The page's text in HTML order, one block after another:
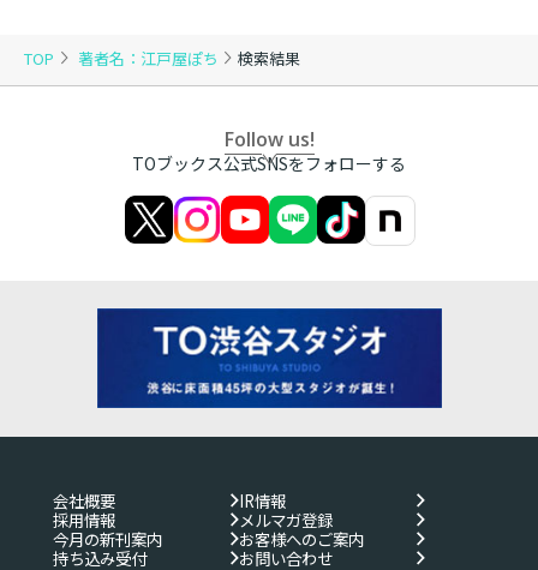
TOP 著者名：江戸屋ぽち 検索結果
Follow us!
TOブックス公式SNSをフォローする
会社概要
IR情報
採用情報
メルマガ登録
今月の新刊案内
お客様へのご案内
持ち込み受付
お問い合わせ